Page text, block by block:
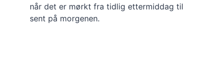
når det er mørkt fra tidlig ettermiddag til
sent på morgenen.